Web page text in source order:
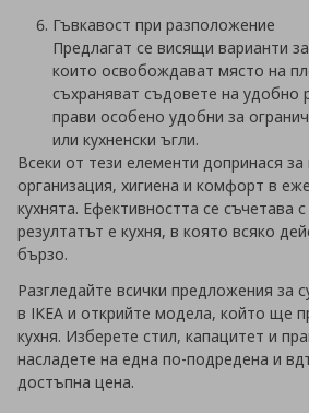
Гъвкавост при разположение
Предлагат се висящи варианти
които освобождават място на
съхраняват съдовете на удобно
прави особено удобни за
или кухненски ъгли.
Всеки от тези елементи допринася
организация, хигиена и комфорт в
кухнята. Ефективността се съчетава
резултатът е кухня, в която всяко
бързо.
Разгледайте всички предложения за
в IKEA и открийте модела, който ще
кухня. Изберете стил, капацитет и
насладете на една по-подредена и
достъпна цена.